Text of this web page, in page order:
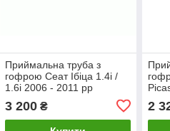
Приймальна труба з
гофрою Сеат Ібіца 1.4i /
1.6i 2006 - 2011 рр
3 200₴ 2